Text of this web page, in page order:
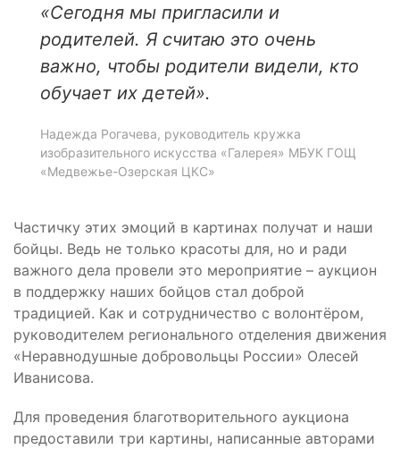
«Сегодня мы пригласили и
родителей. Я считаю это очень
важно, чтобы родители видели, кто
обучает их детей».
Надежда Рогачева, руководитель кружка
изобразительного искусства «Галерея» МБУК ГОЩ
«Медвежье-Озерская ЦКС»
Частичку этих эмоций в картинах получат и наши
бойцы. Ведь не только красоты для, но и ради
важного дела провели это мероприятие – аукцион
в поддержку наших бойцов стал доброй
традицией. Как и сотрудничество с волонтёром,
руководителем регионального отделения движения
«Неравнодушные добровольцы России» Олесей
Иванисова.
Для проведения благотворительного аукциона
предоставили три картины, написанные авторами